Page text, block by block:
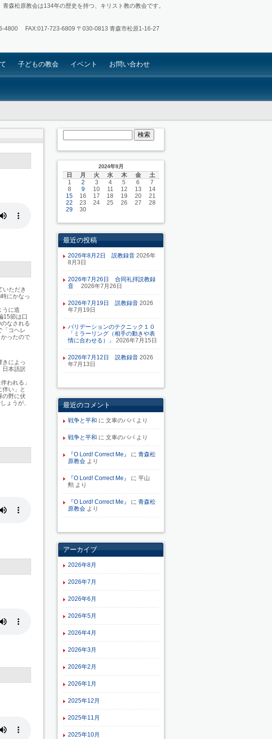
青森松原教会は134年の歴史を持つ、キリスト教の教会です。
4800 FAX:017-723-6809 〒030-0813 青森市松原1-16-27
子どもの教会 イベント お問い合わせ
いただき
にかなっ
うに造
15節は口
なされる
「コヘレ
ったので
きによっ
日本語訳
われる」
い」と
の野に伏
ょうが、
2024年9月
日 月 火 水 木 金
土
1
2 3 4 5 6
7
8
9 10 11 12 13
14
15
16 17 18 19 20
21
22
23 24 25 26 27
28
29
30
最近の投稿
2026年8月2日 説教録音 2026年
8月3日
2026年7月26日 合同礼拝説教録
音
2026年7月26日
2026年7月19日 説教録音 2026
年7月19日
バリデーションのテクニック１０
「ミラーリング（相手の動きや表
情に合わせる）」
2026年7月15日
2026年7月12日 説教録音 2026
年7月13日
最近のコメント
戦争と平和 に 文車のパパ より
戦争と平和 に 文車のパパ より
『O Lord! Correct Me』 に 青森松
原教会 より
『O Lord! Correct Me』 に 平山
勲 より
『O Lord! Correct Me』 に 青森松
原教会 より
アーカイブ
2026年8月
2026年7月
2026年6月
2026年5月
2026年4月
2026年3月
2026年2月
2026年1月
2025年12月
2025年11月
2025年10月